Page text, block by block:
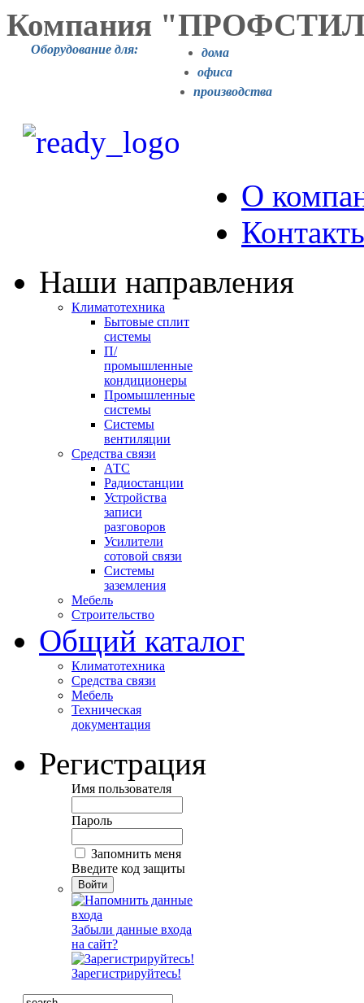
Компания
Оборудование для:
дома
офиса
производства
О
Наши направления
Климатотехника
Бытовые сплит
системы
П/
промышленные
кондиционеры
Промышленные
системы
Системы
вентиляции
Средства связи
АТС
Радиостанции
Устройства
записи
разговоров
Усилители
сотовой связи
Системы
заземления
Мебель
Строительство
Общий каталог
Климатотехника
Средства связи
Мебель
Техническая
документация
Регистрация
Имя пользователя
Пароль
Запомнить меня
Введите код защиты
Забыли данные входа
на сайт?
Зарегистрируйтесь!